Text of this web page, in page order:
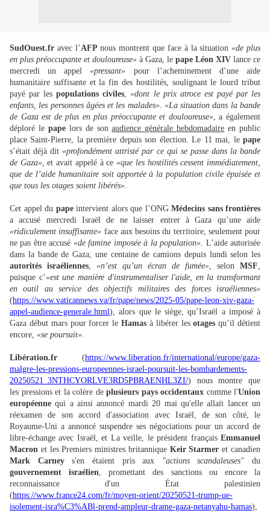
SudOuest.fr avec l’AFP nous montrent que face à la situation«de plus
en plus préoccupante et douloureuse» à Gaza, le pape Léon XIV lance ce
mercredi un appel«pressant» pour l’acheminement d’une aide
humanitaire suffisante et la fin des hostilités, soulignant le lourd tribut
payé par lespopulations civiles,«dont le prix atroce est payé par les
enfants, les personnes âgées et les malades». «La situation dans la bande
de Gaza est de plus en plus préoccupante et douloureuse», a également
déploré le papelors de sonaudience générale hebdomadaire en public
place Saint-Pierre, la première depuis son élection. Le 11 mai, le pape
s’était déjà dit«profondément attristé par ce qui se passe dans la bande
de Gaza», et avait appelé à ce«que les hostilités cessent immédiatement,
que de l’aide humanitaire soit apportée à la population civile épuisée et
que tous les otages soient libérés».
Cet appel du papeintervient alors que l’ONG Médecins sans frontières
a accusé mercredi Israël de ne laisser entrer à Gaza qu’une aide
«ridiculement insuffisante» face aux besoins du territoire, seulement pour
ne pas être accusé «de famine imposée à la population». L’aide autorisée
dans la bande de Gaza, une centaine de camions depuis lundi selon les
autorités israéliennes, «n’est qu’un écran de fumée», selon MSF,
puisque c’«est une manière d'instrumentaliser l'aide, en la transformant
en outil au service des objectifs militaires des forces israéliennes»
(https://www.vaticannews.va/fr/pape/news/2025-05/pape-leon-xiv-gaza-
appel-audience-generale.html), alors que le siège, qu’Israël a imposé à
Gaza début mars pour forcer le Hamas à libérer lesotages qu’il détient
encore, «se poursuit».
Libération.fr (https://www.liberation.fr/international/europe/gaza-
malgre-les-pressions-europeennes-israel-poursuit-les-bombardements-
20250521_3NTHCYORLVE3RD5PBRAENHL3ZI/) nous montre que
les pressions et la colère de plusieurs pays occidentaux comme l'Union
européenne qui a ainsi annoncé mardi 20 mai qu'elle allait lancer un
réexamen de son accord d'association avec Israël, de son côté, le
Royaume-Uni a annoncé suspendre ses négociations pour un accord de
libre-échange avec Israël, et La veille, le président français Emmanuel
Macron et les Premiers ministres britannique Keir Starmer et canadien
Mark Carneys'en étaient pris aux "actions scandaleuses" du
gouvernement israélien, promettant des sanctions ou encore la
reconnaissance d'un État palestinien
(https://www.france24.com/fr/moyen-orient/20250521-trump-ue-
isolement-isra%C3%ABl-prend-ampleur-drame-gaza-netanyahu-hamas),